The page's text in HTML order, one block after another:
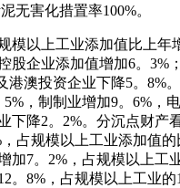
无害化措置率100%。
以上工业添加值比上年
股企业添加值增加6。3%
港澳投资企业下降5。8%
，制制业增加9。6%，
下降2。2%。分沉点财产
占规模以上工业添加值的
加7。2%，占规模以上工
。8%，占规模以上工业的